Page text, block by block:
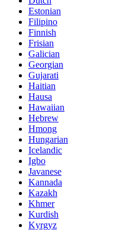
Estonian
Filipino
Finnish
Frisian
Galician
Georgian
Gujarati
Haitian
Hausa
Hawaiian
Hebrew
Hmong
Hungarian
Icelandic
Igbo
Javanese
Kannada
Kazakh
Khmer
Kurdish
Kyrgyz